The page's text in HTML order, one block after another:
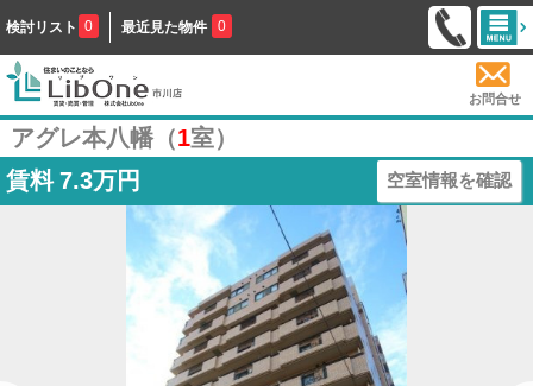
検討リスト 0 最近見た物件 0
お問合せ
アグレ本八幡（1室）
賃料 7.3万円 空室情報を確認